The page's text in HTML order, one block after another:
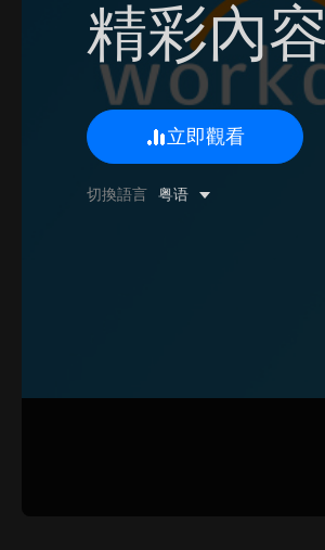
精彩內
立即觀看
切換語言 粤语
0/500 字